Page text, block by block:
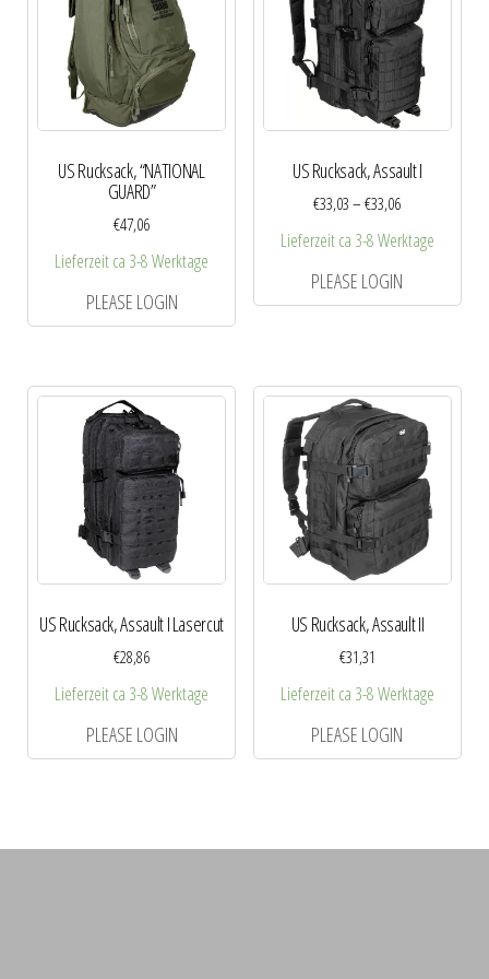
US Rucksack, “NATIONAL
GUARD”
€47,06
Lieferzeit ca 3-8 Werktage
PLEASE LOGIN
US Rucksack, Assault I
€33,03–€33,06
Lieferzeit ca 3-8 Werktage
PLEASE LOGIN
US Rucksack, Assault I Lasercut
€28,86
Lieferzeit ca 3-8 Werktage
PLEASE LOGIN
US Rucksack, Assault II
€31,31
Lieferzeit ca 3-8 Werktage
PLEASE LOGIN